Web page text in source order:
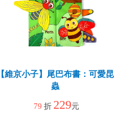
【維京小子】尾巴布書：可愛昆
蟲
79 折 229元